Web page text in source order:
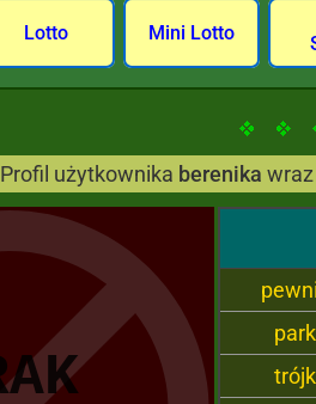
Lotto Mini Lotto
Profil użytkownika berenika